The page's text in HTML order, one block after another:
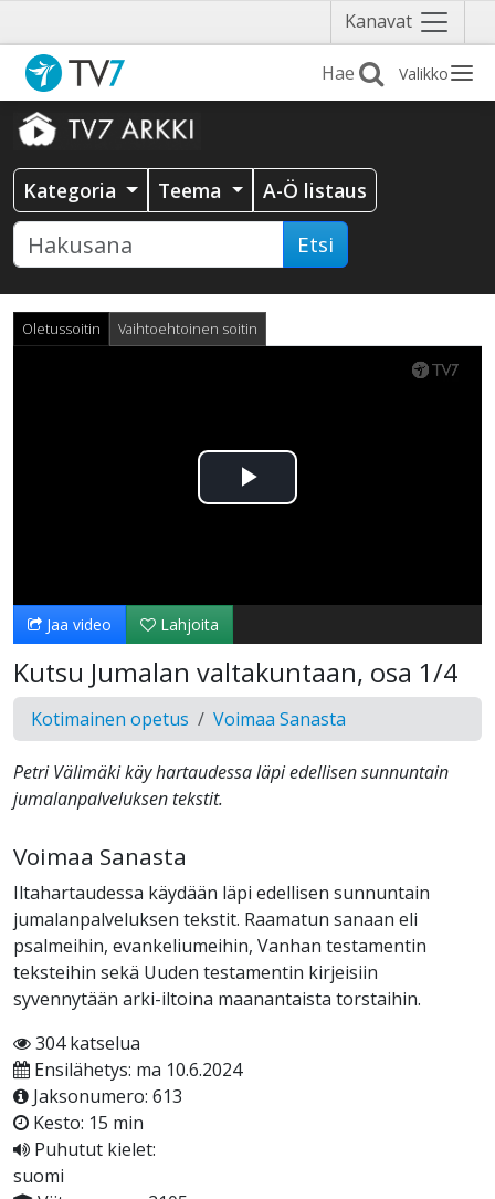
Kanavat Näytä
valikko
Valikko
Kategoria Teema A-Ö listaus
Etsi
Oletussoitin Vaihtoehtoinen soitin
Toista
Jaa video Lahjoita
Kutsu Jumalan valtakuntaan, osa 1/4
Kotimainen opetus Voimaa Sanasta
Petri Välimäki käy hartaudessa läpi edellisen sunnuntain
jumalanpalveluksen tekstit.
Voimaa Sanasta
Iltahartaudessa käydään läpi edellisen sunnuntain
jumalanpalveluksen tekstit. Raamatun sanaan eli
psalmeihin, evankeliumeihin, Vanhan testamentin
teksteihin sekä Uuden testamentin kirjeisiin
syvennytään arki-iltoina maanantaista torstaihin.
304 katselua
Ensilähetys: ma 10.6.2024
Jaksonumero: 613
Kesto: 15 min
Puhutut kielet:
suomi